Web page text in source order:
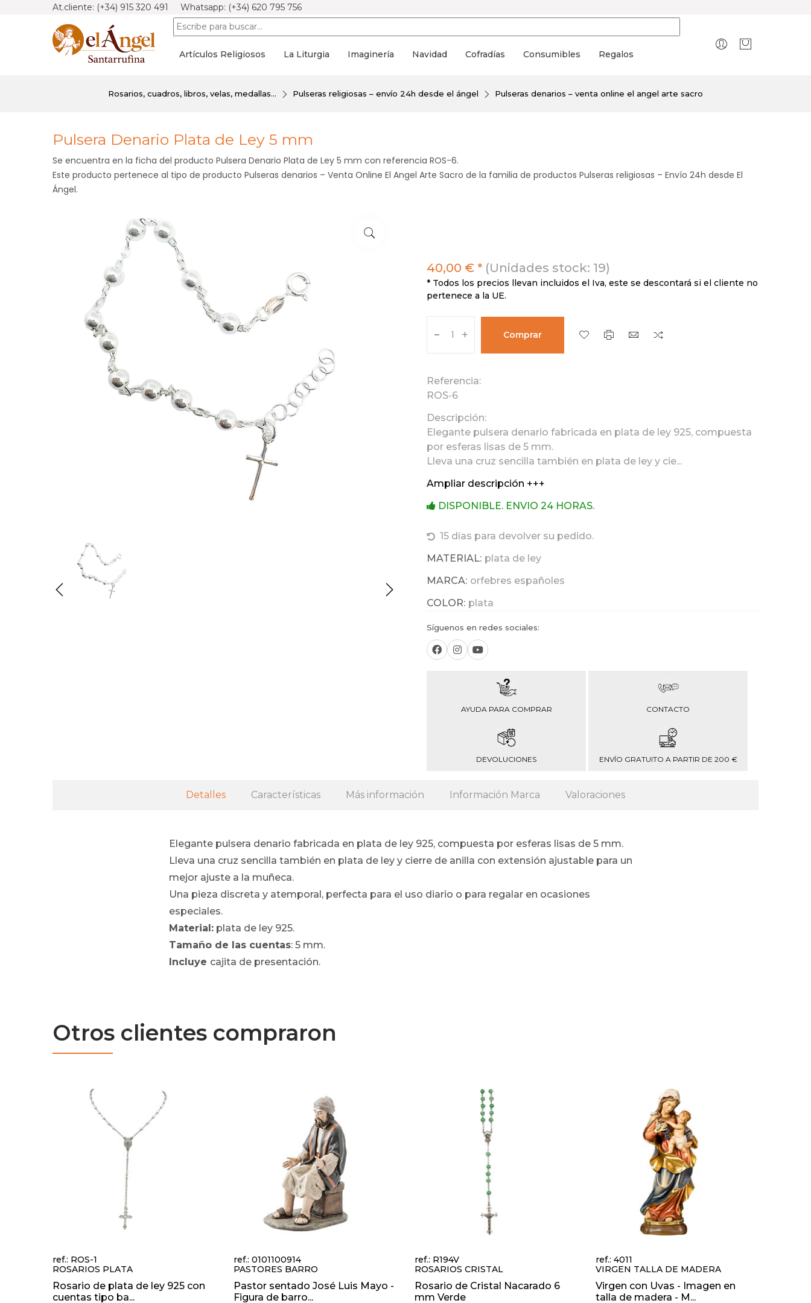
At.cliente: (+34) 915 320 491 Whatsapp: (+34) 620 795 756
Artículos Religiosos La Liturgia Imaginería Navidad Cofradías Consumibles Regalos
Rosarios, cuadros, libros, velas, medallas... Pulseras religiosas – envío 24h desde el ángel Pulseras denarios – venta online el angel arte sacro
Pulsera Denario Plata de Ley 5 mm
Se encuentra en la ficha del producto Pulsera Denario Plata de Ley 5 mm con referencia ROS-6.
Este producto pertenece al tipo de producto Pulseras denarios – Venta Online El Angel Arte Sacro de la familia de productos Pulseras religiosas – Envío 24h desde El
Ángel.
40,00 € * (Unidades stock: 19)
* Todos los precios llevan incluidos el Iva, este se descontará si el cliente no
pertenece a la UE.
- + Comprar
Referencia:
ROS-6
Descripción:
Elegante pulsera denario fabricada en plata de ley 925, compuesta
por esferas lisas de 5 mm.
Lleva una cruz sencilla también en plata de ley y cie...
Ampliar descripción +++
DISPONIBLE. ENVIO 24 HORAS.
15 días para devolver su pedido.
MATERIAL: plata de ley
MARCA: orfebres españoles
COLOR: plata
Síguenos en redes sociales:
AYUDA PARA COMPRAR CONTACTO
DEVOLUCIONES ENVÍO GRATUITO A PARTIR DE 200 €
Detalles Características Más información Información Marca Valoraciones
Elegante pulsera denario fabricada en plata de ley 925, compuesta por esferas lisas de 5 mm.
Lleva una cruz sencilla también en plata de ley y cierre de anilla con extensión ajustable para un
mejor ajuste a la muñeca.
Una pieza discreta y atemporal, perfecta para el uso diario o para regalar en ocasiones
especiales.
Material: plata de ley 925.
Tamaño de las cuentas: 5 mm.
Incluye cajita de presentación.
Otros clientes compraron
ref.: ROS-1
ROSARIOS PLATA
Rosario de plata de ley 925 con
cuentas tipo ba...
ref.: 0101100914
PASTORES BARRO
Pastor sentado José Luis Mayo -
Figura de barro...
ref.: R194V
ROSARIOS CRISTAL
Rosario de Cristal Nacarado 6
mm Verde
ref.: 4011
VIRGEN TALLA DE MADERA
Virgen con Uvas - Imagen en
talla de madera - M...